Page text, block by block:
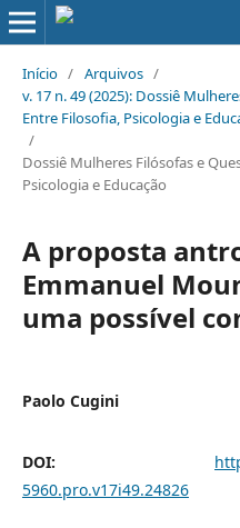
Início / Arquivos /
v. 17 n. 49 (2025): Dossiê
Entre Filosofia, Psicologia e
/
Dossiê Mulheres Filósofas e
Psicologia e Educação
A proposta
Emmanuel
uma possível
Paolo Cugini
DOI:
5960.pro.v17i49.24826